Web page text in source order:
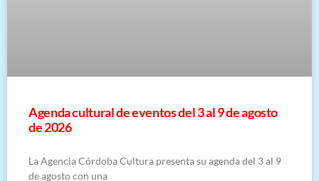
​Agenda cultural de eventos del 3 al 9 de agosto
de 2026
La Agencia Córdoba Cultura presenta su agenda del 3 al 9
de agosto con una